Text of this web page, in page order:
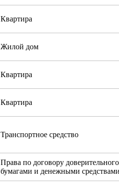
Квартира
Жилой дом
Квартира
Квартира
Транспортное средство
Права по договору
бумагами и денежными средствами